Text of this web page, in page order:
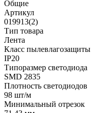
Общие
Артикул
019913(2)
Тип товара
Лента
Класс пылевлагозащиты
IP20
Типоразмер светодиода
SMD 2835
Плотность светодиодов
98 шт/м
Минимальный отрезок